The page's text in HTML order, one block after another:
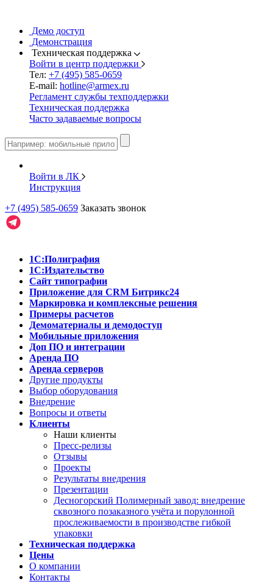
Демо доступ
Демонстрация
Техническая поддержка
Войти в центр поддержки
Тел: +7 (495) 585-0659
E-mail: hotline@armex.ru
Регламент службы техподдержки
Техническая поддержка
Часто задаваемые вопросы
Войти в ЛК
Инструкция
+7 (495) 585-0659 Заказать звонок
1С:Полиграфия
1С:Издательство
Сайт типографии
Приложение для CRM Битрикс24
Маркировка и комплексные решения
Примеры расчетов
Демоматериалы и демодоступ
Мобильные приложения
Доп ПО и интеграции
Аренда ПО
Аренда серверов
Другие продукты
Выбор оборудования
Внедрение
Вопросы и ответы
Клиенты
Наши клиенты
Пресс-релизы
Отзывы
Проекты
Результаты внедрения
Презентации
Десногорский Полимерный завод: внедрение
сквозного позаказного учёта и порулонной
прослеживаемости в производстве гибкой
упаковки
Техническая поддержка
Цены
О компании
Контакты